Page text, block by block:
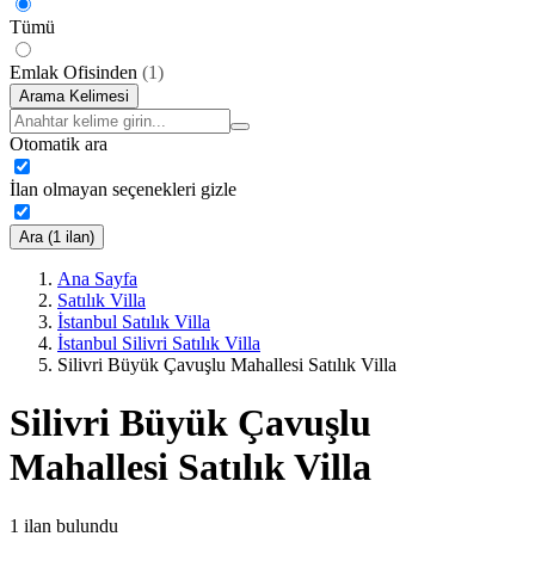
Tümü
Emlak Ofisinden (1)
Arama Kelimesi
Otomatik ara
İlan olmayan seçenekleri gizle
Ara (1 ilan)
Ana Sayfa
Satılık Villa
İstanbul Satılık Villa
İstanbul Silivri Satılık Villa
Silivri Büyük Çavuşlu Mahallesi Satılık Villa
Silivri Büyük Çavuşlu
Mahallesi Satılık Villa
1 ilan bulundu